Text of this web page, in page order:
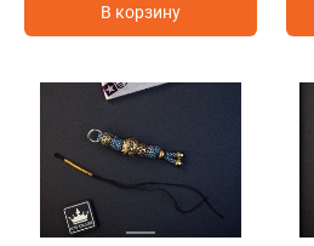
В корзину